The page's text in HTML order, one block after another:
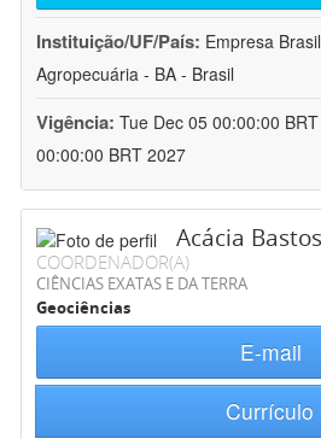
Instituição/UF/País: Empresa
Agropecuária - BA - Brasil
Vigência: Tue Dec 05 00:00:00
00:00:00 BRT 2027
Acácia
COORDENADOR(A)
CIÊNCIAS EXATAS E DA TERRA
Geociências
E-mail
Currículo